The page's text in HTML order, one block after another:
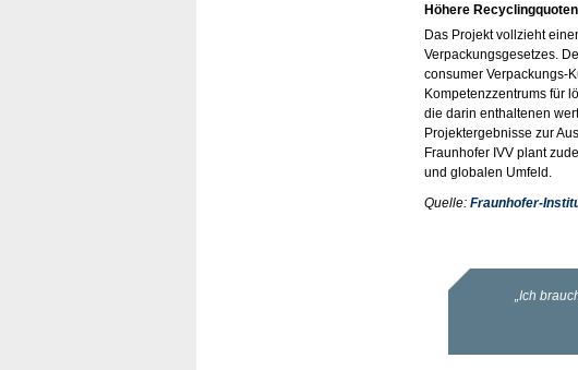
Höhere
Das Projekt vollzieht
Verpackungsgesetzes.
consumer Verpackungs-
Kompetenzzentrums für
die darin enthaltenen
Projektergebnisse zur
Fraunhofer IVV plant
und globalen Umfeld.
Quelle: Fraunhofer-